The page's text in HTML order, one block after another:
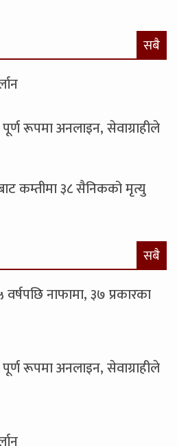
सबै
रूपमा अनलाइन, सेवाग्राहीले
कम्तीमा ३८ सैनिकको मृत्यु
सबै
नाफामा, ३७ प्रकारका
रूपमा अनलाइन, सेवाग्राहीले